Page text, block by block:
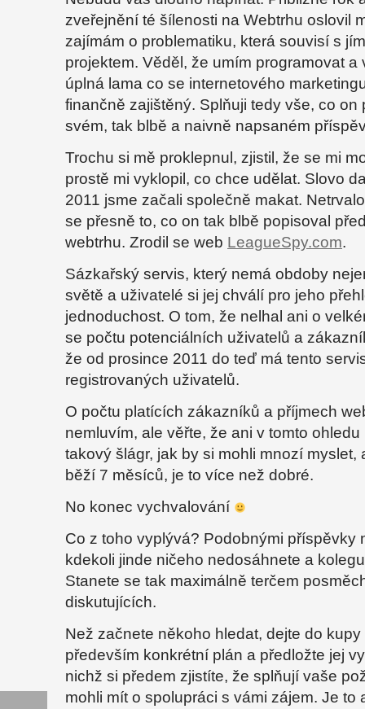
zveřejnění té šílenosti na Webtrhu oslovil
zajímám o problematiku, která souvisí s
projektem. Věděl, že umím programovat a
úplná lama co se internetového
finančně zajištěný. Splňuji tedy vše, co on
svém, tak blbě a naivně napsaném
Trochu si mě proklepnul, zjistil, že se mi
prostě mi vyklopil, co chce udělat. Slovo
2011 jsme začali společně makat.
se přesně to, co on tak blbě popisoval
webtrhu. Zrodil se web LeagueSpy.com.
Sázkařský servis, který nemá obdoby
světě a uživatelé si jej chválí pro jeho
jednoduchost. O tom, že nelhal ani o
se počtu potenciálních uživatelů a
že od prosince 2011 do teď má tento
registrovaných uživatelů.
O počtu platících zákazníků a příjmech
nemluvím, ale věřte, že ani v tomto
takový šlágr, jak by si mohli mnozí myslet,
běží 7 měsíců, je to více než dobré.
No konec vychvalování
Co z toho vyplývá? Podobnými příspěvky
kdekoli jinde ničeho nedosáhnete a
Stanete se tak maximálně terčem
diskutujících.
Než začnete někoho hledat, dejte do
především konkrétní plán a předložte jej
nichž si předem zjistíte, že splňují vaše
mohli mít o spolupráci s vámi zájem. Je to